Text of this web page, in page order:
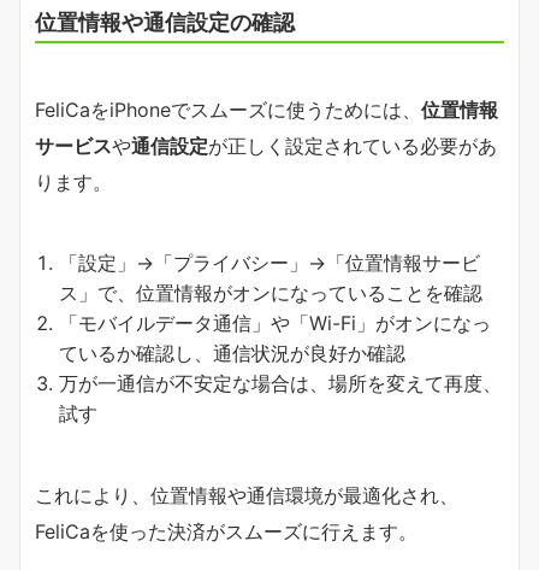
位置情報や通信設定の確認
FeliCaをiPhoneでスムーズに使うためには、 位置情報
サービスや通信設定が正しく設定されている必要があ
ります。
「設定」→「プライバシー」→「位置情報サービ
ス」で、位置情報がオンになっていることを確認
「モバイルデータ通信」や「Wi-Fi」がオンになっ
ているか確認し、通信状況が良好か確認
万が一通信が不安定な場合は、場所を変えて再度、
試す
これにより、位置情報や通信環境が最適化され、
FeliCaを使った決済がスムーズに行えます。